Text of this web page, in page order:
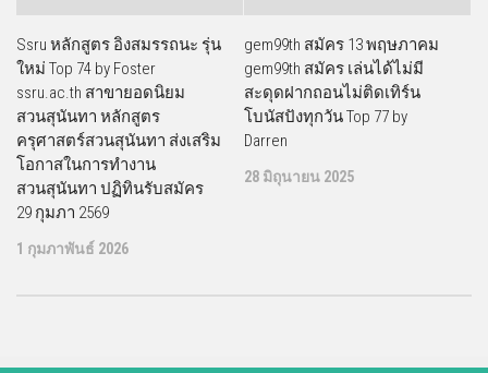
Ssru หลักสูตร อิงสมรรถนะ รุ่น
ใหม่ Top 74 by Foster
ssru.ac.th สาขายอดนิยม
สวนสุนันทา หลักสูตร
ครุศาสตร์สวนสุนันทา ส่งเสริม
โอกาสในการทำงาน
สวนสุนันทา ปฏิทินรับสมัคร
29 กุมภา 2569
1 กุมภาพันธ์ 2026
gem99th สมัคร 13 พฤษภาคม
gem99th สมัคร เล่นได้ไม่มี
สะดุดฝากถอนไม่ติดเทิร์น
โบนัสปังทุกวัน Top 77 by
Darren
28 มิถุนายน 2025